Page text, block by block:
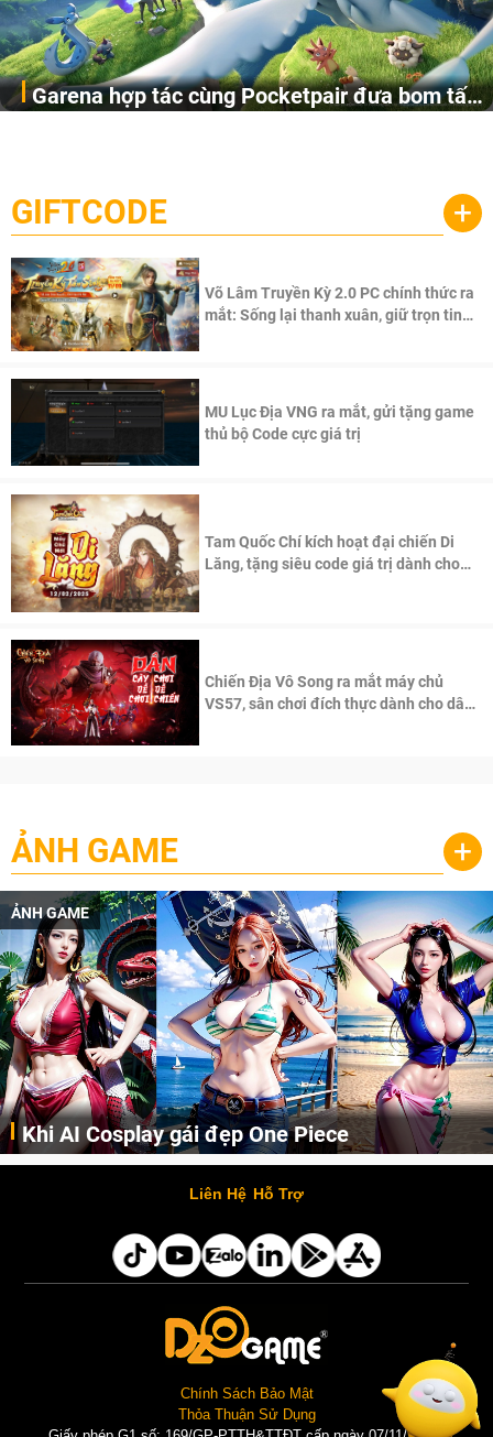
Garena hợp tác cùng Pocketpair đưa bom tấn
cầu, theo giấy phép chính thức từ công ty game Nhật Bản
Pocketpair, Inc.
GIFTCODE +
Võ Lâm Truyền Kỳ 2.0 PC chính thức ra
mắt: Sống lại thanh xuân, giữ trọn tinh
MU Lục Địa VNG ra mắt, gửi tặng game
thủ bộ Code cực giá trị
Tam Quốc Chí kích hoạt đại chiến Di
Lăng, tặng siêu code giá trị dành cho
Chiến Địa Vô Song ra mắt máy chủ
VS57, sân chơi đích thực dành cho dân
ẢNH GAME +
ẢNH GAME
Khi AI Cosplay gái đẹp One Piece
Những cô nàng nóng bỏng Boa Hancock, Nico Robin, Nami, Yamato hay Perona được AI vẽ lại dưới hình thức Cosplay cực kỳ chuẩn chỉnh.
Liên Hệ Hỗ Trợ
Chính Sách Bảo Mật
Thỏa Thuận Sử Dụng